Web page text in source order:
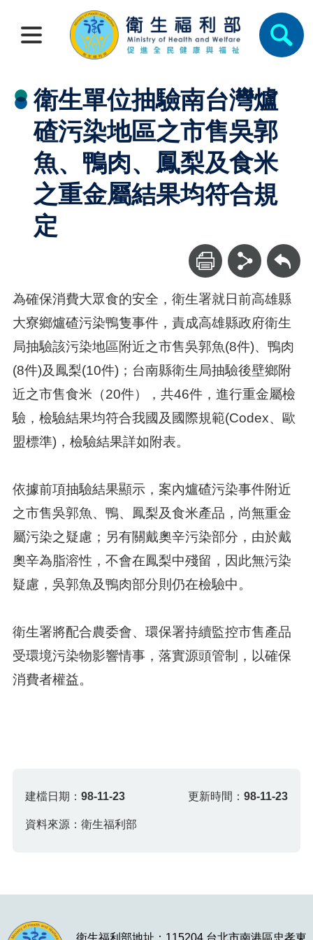
衛生單位抽驗南台灣爐
碴污染地區之市售吳郭
魚、鴨肉、鳳梨及食米
之重金屬結果均符合規
定
回上一頁
為確保消費大眾食的安全，衛生署就日前高雄縣
大寮鄉爐碴污染鴨隻事件，責成高雄縣政府衛生
局抽驗該污染地區附近之市售吳郭魚(8件)、鴨肉
(8件)及鳳梨(10件)；台南縣衛生局抽驗後壁鄉附
近之市售食米（20件），共46件，進行重金屬檢
驗，檢驗結果均符合我國及國際規範(Codex、歐
盟標準)，檢驗結果詳如附表。
依據前項抽驗結果顯示，案內爐碴污染事件附近
之市售吳郭魚、鴨、鳳梨及食米產品，尚無重金
屬污染之疑慮；另有關戴奧辛污染部分，由於戴
奧辛為脂溶性，不會在鳳梨中殘留，因此無污染
疑慮，吳郭魚及鴨肉部分則仍在檢驗中。
衛生署將配合農委會、環保署持續監控市售產品
受環境污染物影響情事，落實源頭管制，以確保
消費者權益。
建檔日期：98-11-23 更新時間： 98-11-23
資料來源：衛生福利部
衛生福利部地址：115204 台北市南港區忠孝東